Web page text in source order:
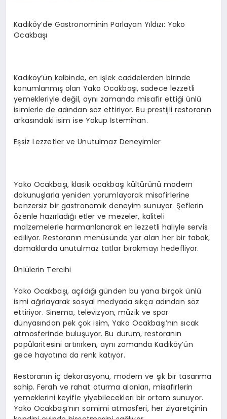
Kadıköy’de Gastronominin Parlayan Yıldızı: Yako
Ocakbaşı
Kadıköy’ün kalbinde, en işlek caddelerden birinde
konumlanmış olan Yako Ocakbaşı, sadece lezzetli
yemekleriyle değil, aynı zamanda misafir ettiği ünlü
isimlerle de adından söz ettiriyor. Bu prestijli restoranın
arkasındaki isim ise Yakup İstemihan.
Eşsiz Lezzetler ve Unutulmaz Deneyimler
Yako Ocakbaşı, klasik ocakbaşı kültürünü modern
dokunuşlarla yeniden yorumlayarak misafirlerine
benzersiz bir gastronomik deneyim sunuyor. Şeflerin
özenle hazırladığı etler ve mezeler, kaliteli
malzemelerle harmanlanarak en lezzetli haliyle servis
ediliyor. Restoranın menüsünde yer alan her bir tabak,
damaklarda unutulmaz tatlar bırakmayı hedefliyor.
Ünlülerin Tercihi
Yako Ocakbaşı, açıldığı günden bu yana birçok ünlü
ismi ağırlayarak sosyal medyada sıkça adından söz
ettiriyor. Sinema, televizyon, müzik ve spor
dünyasından pek çok isim, Yako Ocakbaşı’nın sıcak
atmosferinde buluşuyor. Bu durum, restoranın
popülaritesini artırırken, aynı zamanda Kadıköy’ün
gece hayatına da renk katıyor.
Restoranın iç dekorasyonu, modern ve şık bir tasarıma
sahip. Ferah ve rahat oturma alanları, misafirlerin
yemeklerini keyifle yiyebilecekleri bir ortam sunuyor.
Yako Ocakbaşı’nın samimi atmosferi, her ziyaretçinin